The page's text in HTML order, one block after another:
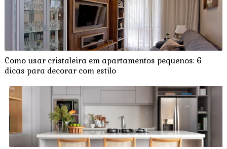
Como usar cristaleira em apartamentos pequenos: 6
dicas para decorar com estilo